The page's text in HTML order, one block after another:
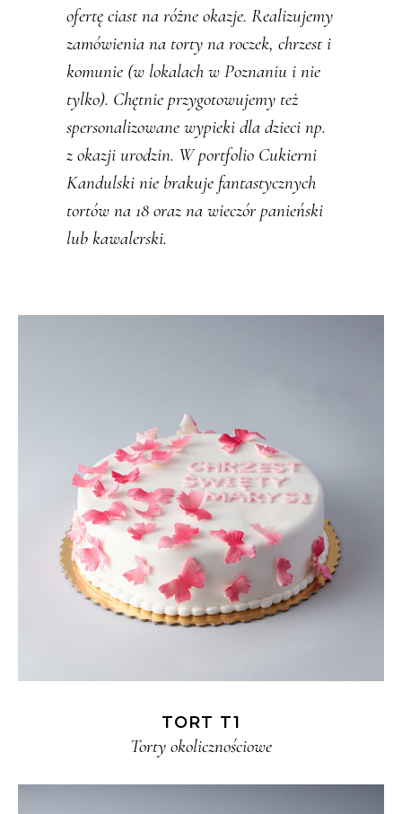
ofertę ciast na różne okazje. Realizujemy
zamówienia na torty na roczek, chrzest i
komunie (w lokalach w Poznaniu i nie
tylko). Chętnie przygotowujemy też
spersonalizowane wypieki dla dzieci np.
z okazji urodzin. W portfolio Cukierni
Kandulski nie brakuje fantastycznych
tortów na 18 oraz na wieczór panieński
lub kawalerski.
TORT T1
Torty okolicznościowe